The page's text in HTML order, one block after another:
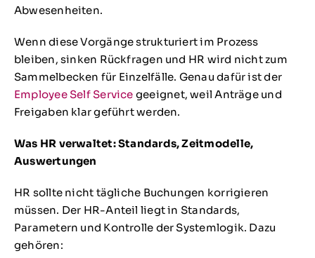
Abwesenheiten.
Wenn diese Vorgänge strukturiert im Prozess
bleiben, sinken Rückfragen und HR wird nicht zum
Sammelbecken für Einzelfälle. Genau dafür ist der
Employee Self Service geeignet, weil Anträge und
Freigaben klar geführt werden.
Was HR verwaltet: Standards, Zeitmodelle,
Auswertungen
HR sollte nicht tägliche Buchungen korrigieren
müssen. Der HR-Anteil liegt in Standards,
Parametern und Kontrolle der Systemlogik. Dazu
gehören: